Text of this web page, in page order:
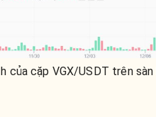
của cặp VGX/USDT trên